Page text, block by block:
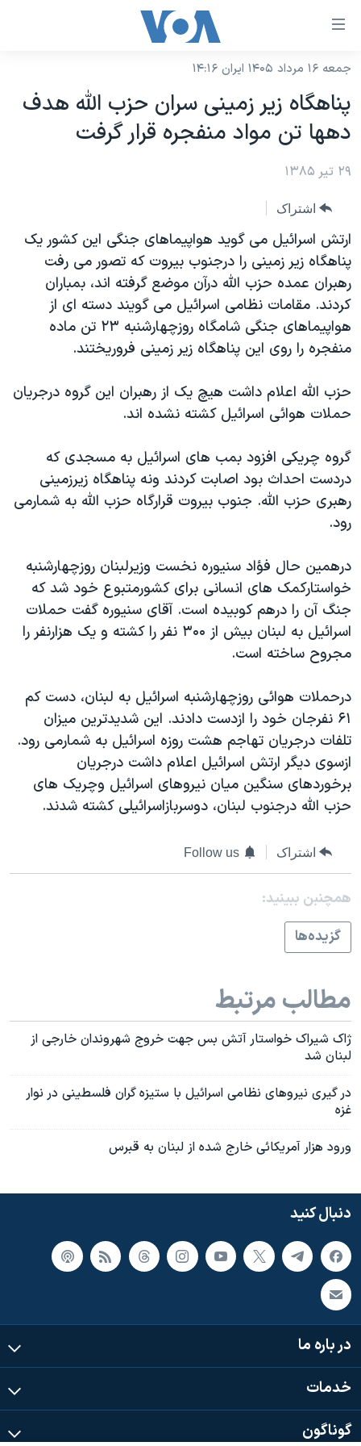
لینکهای
دسترسی
جهش
محتوای
اصلی
جهش
صفحه
اصلی
جهش
به
جستجو
نسخه سبک وب‌سایت
موضوع ها
ایران
آمریکا
جهان
ورزشی
گزیده‌ها
ویژه برنامه‌ها
ویدیوها
حقوق شهروندی
علم و فناوری
اسرائیل در جنگ
گالری عکس
برنامه های تلویزیونی
جدول برنامه ها
صفحه‌های ویژه
جام جهانی ۲۰۲۶
عملیات خشم حماسی
۲۵۰سالگی آمریکا
بایگانی برنامه‌های تلویزیونی
انتخابات ریاست جمهوری آمریکا ۲۰۲۴
رمز مهسا
ورزش زنان در ایران
اعتراضات زن، زندگی، آزادی
تریبونال مردمی آبان ۹۸
دادگاه حمید نوری
چهل سال گروگان‌گیری
قانون شفافیت دارائی کادر رهبری ایران
اعتراضات مردمی آبان ۹۸
اسرائیل در جنگ
نرگس محمدی برنده جایزه نوبل صلح
همایش محافظه‌کاران آمریکا «سی‌پک»
صفحه‌های ویژه
فرکانس‌های صدای آمریکا
پخش رادیویی
یادگیری زبان انگلیسی
زبانهای مختلف
جمعه ۱۶ مرداد ۱۴۰۵ ایران ۱۴:۱۶
پناهگاه زير زمينی سران حزب الله هدف
دهها تن مواد منفجره قرار گرفت
۲۹ تیر ۱۳۸۵
اشتراک
ارتش اسرائيل می گويد هواپيماهای جنگی اين کشور يک
پناهگاه زير زمينی را درجنوب بيروت که تصور می رفت
رهبران عمده حزب الله درآن موضع گرفته اند، بمباران
کردند. مقامات نظامی اسرائيل می گويند دسته ای از
هواپيماهای جنگی شامگاه روزچهارشنبه ۲۳ تن ماده
منفجره را روی اين پناهگاه زير زمينی فروريختند.
حزب الله اعلام داشت هيچ يک از رهبران اين گروه درجريان
حملات هوائی اسرائيل کشته نشده اند.
گروه چريکی افزود بمب های اسرائيل به مسجدی که
دردست احداث بود اصابت کردند ونه پناهگاه زيرزمينی
رهبری حزب الله. جنوب بيروت قرارگاه حزب الله به شمارمی
رود.
درهمين حال فؤاد سنيوره نخست وزيرلبنان روزچهارشنبه
خواستارکمک های انسانی برای کشورمتبوع خود شد که
جنگ آن را درهم کوبيده است. آقای سنيوره گفت حملات
اسرائيل به لبنان بيش از ۳۰۰ نفر را کشته و يک هزارنفر را
مجروح ساخته است.
درحملات هوائی روزچهارشنبه اسرائيل به لبنان، دست کم
۶۱ نفرجان خود را ازدست دادند. اين شديدترين ميزان
تلفات درجريان تهاجم هشت روزه اسرائيل به شمارمی رود.
ازسوی ديگر ارتش اسرائيل اعلام داشت درجريان
برخوردهای سنگين ميان نيروهای اسرائيل وچريک های
حزب الله درجنوب لبنان، دوسربازاسرائيلی کشته شدند.
اشتراک Follow us
همچنبن ببینید:
گزيده‌ها
مطالب مرتبط
ژاک شيراک خواستار آتش بس جهت خروج شهروندان خارجی از
لبنان شد
در گيری نيروهای نظامی اسرائيل با ستيزه گران فلسطينی در نوار
غزه
ورود هزار آمريکائی خارج شده از لبنان به قبرس
دنبال کنید
در باره ما
خدمات
گوناگون